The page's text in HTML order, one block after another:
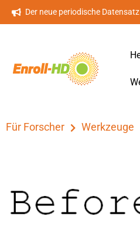
Der neue periodische
Für Forscher Werkzeuge